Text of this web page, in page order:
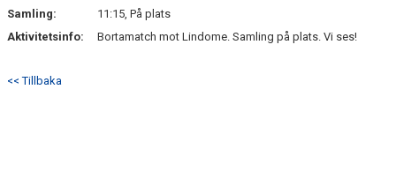
Samling:
11:15, På plats
Aktivitetsinfo:
Bortamatch mot Lindome. Samling på plats. Vi ses!
<< Tillbaka